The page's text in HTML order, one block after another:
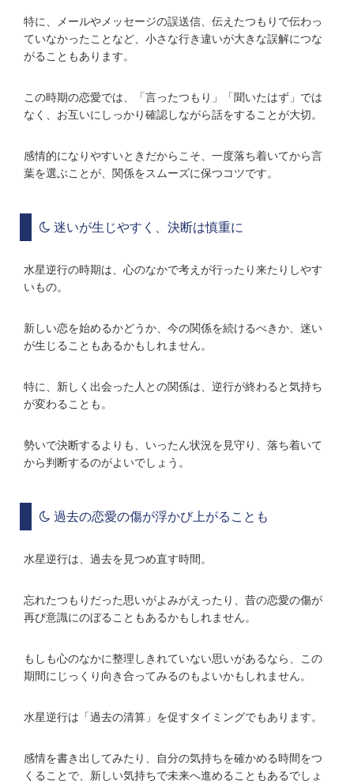
特に、メールやメッセージの誤送信、伝えたつもりで伝わっ
ていなかったことなど、小さな行き違いが大きな誤解につな
がることもあります。
この時期の恋愛では、「言ったつもり」「聞いたはず」では
なく、お互いにしっかり確認しながら話をすることが大切。
感情的になりやすいときだからこそ、一度落ち着いてから言
葉を選ぶことが、関係をスムーズに保つコツです。
迷いが生じやすく、決断は慎重に
水星逆行の時期は、心のなかで考えが行ったり来たりしやす
いもの。
新しい恋を始めるかどうか、今の関係を続けるべきか、迷い
が生じることもあるかもしれません。
特に、新しく出会った人との関係は、逆行が終わると気持ち
が変わることも。
勢いで決断するよりも、いったん状況を見守り、落ち着いて
から判断するのがよいでしょう。
過去の恋愛の傷が浮かび上がることも
水星逆行は、過去を見つめ直す時間。
忘れたつもりだった思いがよみがえったり、昔の恋愛の傷が
再び意識にのぼることもあるかもしれません。
もしも心のなかに整理しきれていない思いがあるなら、この
期間にじっくり向き合ってみるのもよいかもしれません。
水星逆行は「過去の清算」を促すタイミングでもあります。
感情を書き出してみたり、自分の気持ちを確かめる時間をつ
くることで、新しい気持ちで未来へ進めることもあるでしょ